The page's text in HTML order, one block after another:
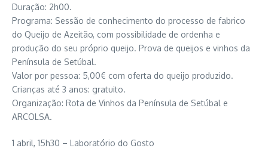
Duração: 2h00.
Programa: Sessão de conhecimento do processo de fabrico
do Queijo de Azeitão, com possibilidade de ordenha e
produção do seu próprio queijo. Prova de queijos e vinhos da
Península de Setúbal.
Valor por pessoa: 5,00€ com oferta do queijo produzido.
Crianças até 3 anos: gratuito.
Organização: Rota de Vinhos da Península de Setúbal e
ARCOLSA.
1 abril, 15h30 – Laboratório do Gosto